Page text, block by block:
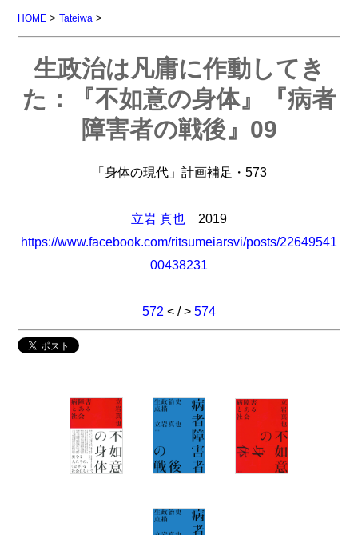
HOME >Tateiwa >
生政治は凡庸に作動してき
た：『不如意の身体』『病者
障害者の戦後』09
「身体の現代」計画補足・573
立岩 真也 2019
https://www.facebook.com/ritsumeiarsvi/posts/22649541
00438231
572 < / > 574